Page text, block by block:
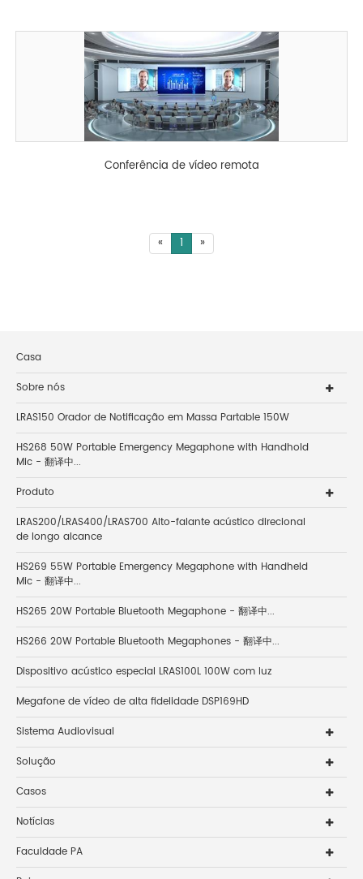
Conferência de vídeo remota
« 1 »
Casa
Sobre nós
LRAS150 Orador de Notificação em Massa Partable 150W
HS268 50W Portable Emergency Megaphone with Handhold
Mic - 翻译中...
Produto
LRAS200/LRAS400/LRAS700 Alto-falante acústico direcional
de longo alcance
HS269 55W Portable Emergency Megaphone with Handheld
Mic - 翻译中...
HS265 20W Portable Bluetooth Megaphone - 翻译中...
HS266 20W Portable Bluetooth Megaphones - 翻译中...
Dispositivo acústico especial LRAS100L 100W com luz
Megafone de vídeo de alta fidelidade DSP169HD
Sistema Audiovisual
Solução
Casos
Notícias
Faculdade PA